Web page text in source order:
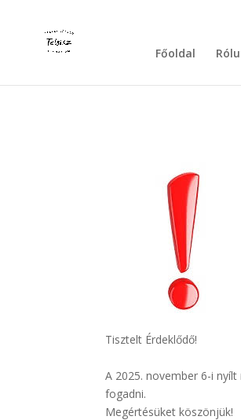
Főoldal
Tisztelt Érdeklődő!
A 2025. november 6-i
fogadni.
Megértésüket köszönjük!